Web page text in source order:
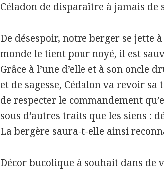
Céladon de disparaître à jamais de
De désespoir, notre berger se jette
monde le tient pour noyé, il est
Grâce à l’une d’elle et à son oncle
et de sagesse, Cédalon va revoir
de respecter le commandement
sous d’autres traits que les siens :
La bergère saura-t-elle ainsi
Décor bucolique à souhait dans de